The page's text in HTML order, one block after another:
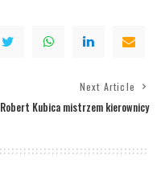
Next Article
Robert Kubica mistrzem kierownicy